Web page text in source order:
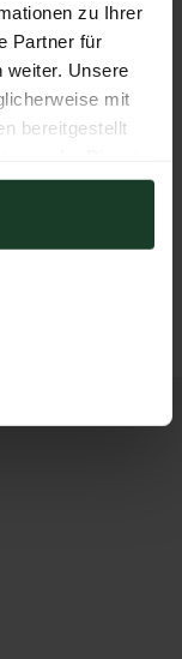
zu Ihrer
Partner für
weiter. Unsere
mit
bereitgestellt
Lachs